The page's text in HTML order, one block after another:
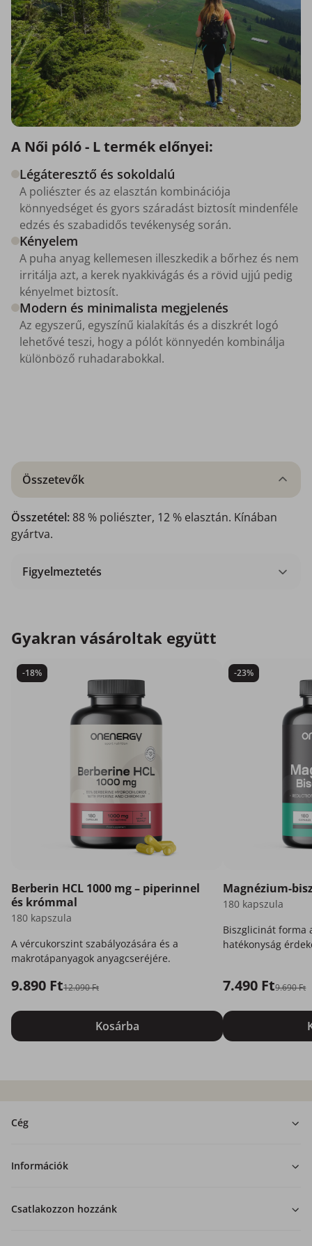
A Női póló - L termék előnyei:
Légáteresztő és sokoldalú
A poliészter és az elasztán kombinációja
könnyedséget és gyors száradást biztosít mindenféle
edzés és szabadidős tevékenység során.
Kényelem
A puha anyag kellemesen illeszkedik a bőrhez és nem
irritálja azt, a kerek nyakkivágás és a rövid ujjú pedig
kényelmet biztosít.
Modern és minimalista megjelenés
Az egyszerű, egyszínű kialakítás és a diszkrét logó
lehetővé teszi, hogy a pólót könnyedén kombinálja
különböző ruhadarabokkal.
Összetevők
Összetétel: 88 % poliészter, 12 % elasztán. Kínában
gyártva.
Figyelmeztetés
Gyakran vásároltak együtt
-18%
Berberin HCL 1000 mg – piperinnel
és krómmal
180 kapszula
A vércukorszint szabályozására és a
makrotápanyagok anyagcseréjére.
9.890 Ft12.090 Ft
Kosárba
-23%
Magnézium-
180 kapszula
Biszglicinát forma
hatékonyság
7.490 Ft9.690 Ft
Cég
Információk
Csatlakozzon hozzánk